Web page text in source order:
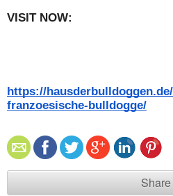
VISIT NOW:
https://
franzoesische-bulldogge/
Share